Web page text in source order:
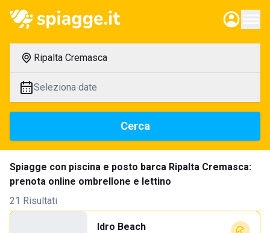
Ripalta Cremasca
Seleziona date
Cerca
Spiagge con piscina e posto barca Ripalta Cremasca:
prenota online ombrellone e lettino
21 Risultati
Idro Beach